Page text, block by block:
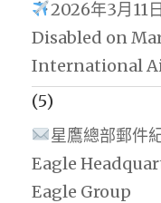
2026年3月11
Disabled on
International
(5)
星鷹總部郵件
Eagle
Eagle Group